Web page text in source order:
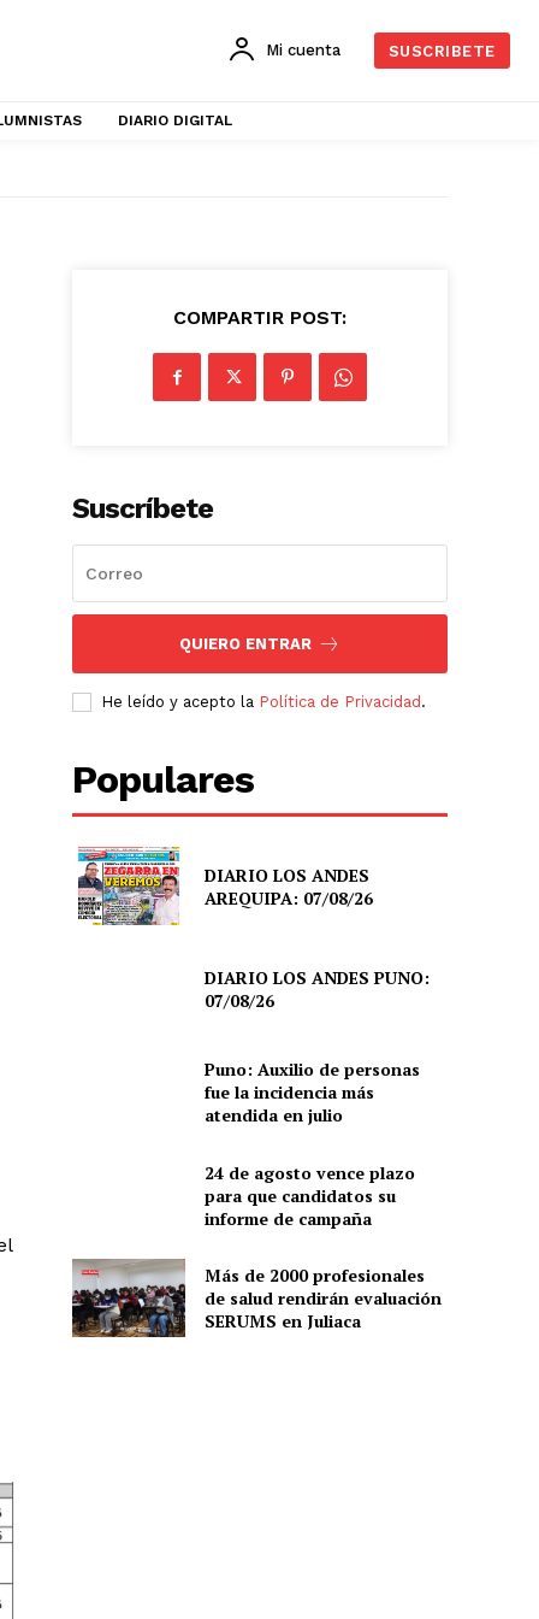
Mi cuenta SUSCRIBETE
DIARIO DIGITAL
COMPARTIR POST:
Suscríbete
QUIERO ENTRAR
He leído y acepto la Política de Privacidad .
Populares
DIARIO LOS ANDES
AREQUIPA: 07/08/26
DIARIO LOS ANDES PUNO:
07/08/26
Puno: Auxilio de personas
fue la incidencia más
atendida en julio
24 de agosto vence plazo
para que candidatos su
informe de campaña
Más de 2000 profesionales
de salud rendirán evaluación
SERUMS en Juliaca